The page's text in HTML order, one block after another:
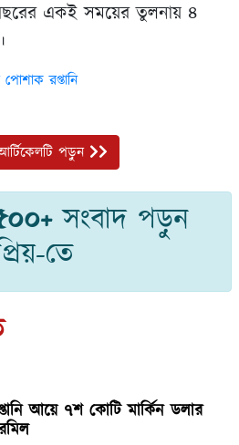
একই সময়ের তুলনায় ৪
পোশাক রপ্তানি
পড়ুন
সংবাদ পড়ুন
তে
আয়ে ৭শ কোটি মার্কিন ডলার